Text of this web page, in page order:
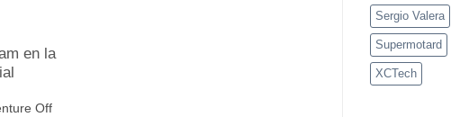
en la
Off
Sergio Valera
Supermotard
XCTech